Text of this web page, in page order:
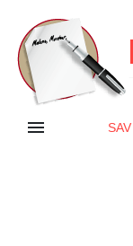
 SAV